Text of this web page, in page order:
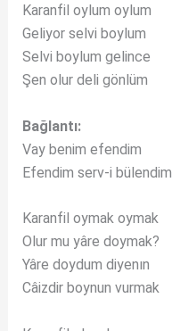
Karanfil oylum oylum
Geliyor selvi boylum
Selvi boylum gelince
Şen olur deli gönlüm
Bağlantı:
Vay benim efendim
Efendim serv-i bülendim
Karanfil oymak oymak
Olur mu yâre doymak?
Yâre doydum diyenın
Câizdir boynun vurmak